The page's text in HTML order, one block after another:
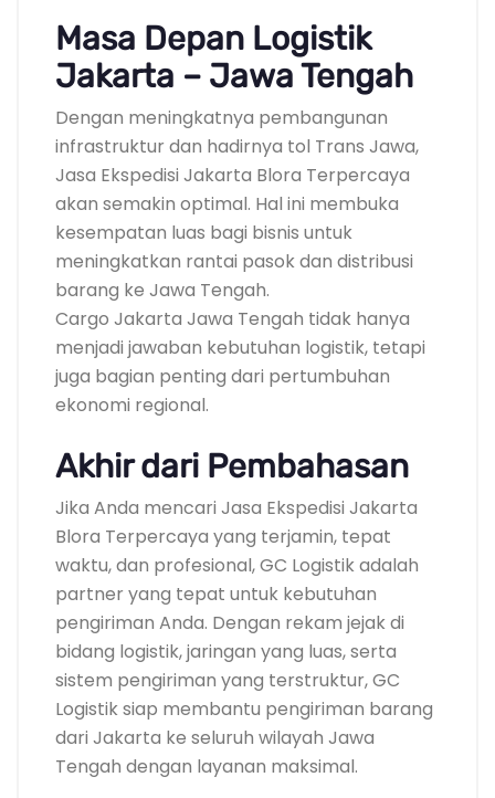
Masa Depan Logistik
Jakarta – Jawa Tengah
Dengan meningkatnya pembangunan
infrastruktur dan hadirnya tol Trans Jawa,
Jasa Ekspedisi Jakarta Blora Terpercaya
akan semakin optimal. Hal ini membuka
kesempatan luas bagi bisnis untuk
meningkatkan rantai pasok dan distribusi
barang ke Jawa Tengah.
Cargo Jakarta Jawa Tengah tidak hanya
menjadi jawaban kebutuhan logistik, tetapi
juga bagian penting dari pertumbuhan
ekonomi regional.
Akhir dari Pembahasan
Jika Anda mencari Jasa Ekspedisi Jakarta
Blora Terpercaya yang terjamin, tepat
waktu, dan profesional, GC Logistik adalah
partner yang tepat untuk kebutuhan
pengiriman Anda. Dengan rekam jejak di
bidang logistik, jaringan yang luas, serta
sistem pengiriman yang terstruktur, GC
Logistik siap membantu pengiriman barang
dari Jakarta ke seluruh wilayah Jawa
Tengah dengan layanan maksimal.